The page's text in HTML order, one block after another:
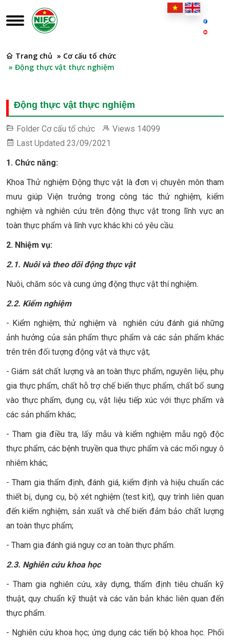
Trang chủ » Cơ cấu tổ chức
» Động thực vật thực nghiệm
Động thực vật thực nghiệm
Folder Cơ cấu tổ chức Views 14099
Last Updated 23/09/2021
1. Chức năng:
Khoa Thử nghiệm Động thực vật là đơn vị chuyên môn tham
mưu giúp Viện trưởng trong công tác thử nghiệm, kiểm
nghiệm và nghiên cứu trên động thực vật trong lĩnh vực an
toàn thực phẩm và lĩnh vực khác khi có yêu cầu.
2. Nhiệm vụ:
2.1. Nuôi và theo dõi động thực vật
Nuôi, chăm sóc và cung ứng động thực vật thí nghiệm.
2.2. Kiểm nghiệm
- Kiểm nghiệm, thử nghiệm và nghiên cứu đánh giá những
ảnh hưởng của sản phẩm thực phẩm và các sản phẩm khác
trên trên đối tượng động vật và thực vật;
- Giám sát chất lượng và an toàn thực phẩm, nguyên liệu, phụ
gia thực phẩm, chất hỗ trợ chế biến thực phẩm, chất bổ sung
vào thực phẩm, dụng cụ, vật liệu tiếp xúc với thực phẩm và
các sản phẩm khác;
- Tham gia điều tra, lấy mẫu và kiểm nghiệm mẫu ngộ độc
thực phẩm, các bệnh truyền qua thực phẩm và các mối nguy ô
nhiêm khác;
- Tham gia thẩm định, đánh giá, kiểm định và hiệu chuẩn các
thiết bị, dụng cụ, bộ xét nghiệm (test kit), quy trình liên quan
đến kiểm nghiệm, sản xuất và chế biến đảm bảo chất lượng
an toàn thực phẩm;
- Tham gia đánh giá nguy cơ an toàn thực phẩm.
2.3. Nghiên cứu khoa học
- Tham gia nghiên cứu, xây dựng, thẩm định tiêu chuẩn kỹ
thuật, quy chuẩn kỹ thuật và các văn bản khác liên quan đến
thực phẩm.
- Nghiên cứu khoa học; ứng dụng các tiến bộ khoa học. Phối